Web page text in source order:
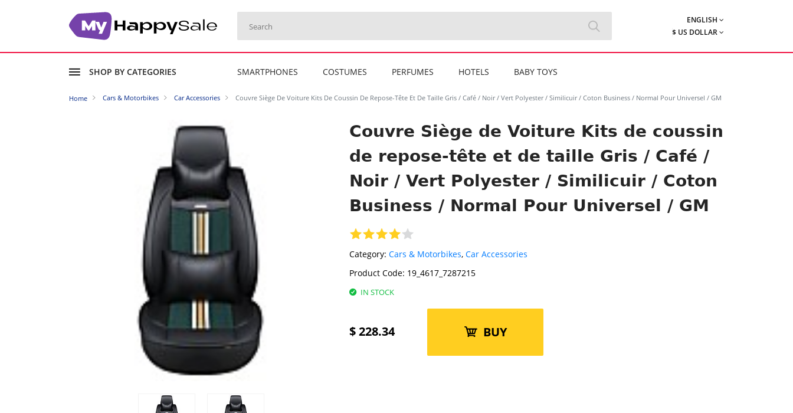
ENGLISH
$ US DOLLAR
SHOP BY CATEGORIES SMARTPHONES COSTUMES PERFUMES HOTELS BABY TOYS
Home Cars & Motorbikes Car Accessories Couvre Siège De Voiture Kits De Coussin De Repose-Tête Et De Taille Gris / Café / Noir / Vert Polyester / Similicuir / Coton Business / Normal Pour Universel / GM
Couvre Siège de Voiture Kits de coussin
de repose-tête et de taille Gris / Café /
Noir / Vert Polyester / Similicuir / Coton
Business / Normal Pour Universel / GM
Category: Cars & Motorbikes, Car Accessories
Product Code: 19_4617_7287215
IN STOCK
$228.34 BUY